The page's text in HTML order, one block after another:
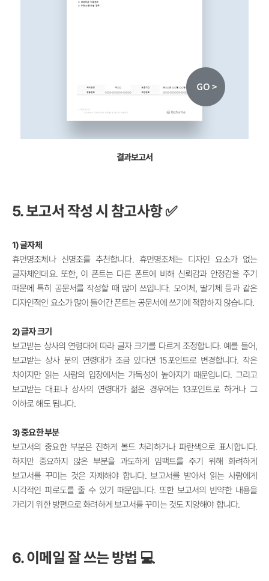
결과보고서
5. 보고서 작성 시 참고사항 ✅
1) 글자체
휴먼명조체나 신명조를 추천합니다. 휴먼명조체는 디자인 요소가 없는
글자체인데요. 또한, 이 폰트는 다른 폰트에 비해 신뢰감과 안정감을 주기
때문에 특히 공문서를 작성할 때 많이 쓰입니다. 오이체, 딸기체 등과 같은
디자인적인 요소가 많이 들어간 폰트는 공문서에 쓰기에 적합하지 않습니다.
2) 글자 크기
보고받는 상사의 연령대에 따라 글자 크기를 다르게 조정합니다. 예를 들어,
보고받는 상사 분의 연령대가 조금 있다면 15포인트로 변경합니다. 작은
차이지만 읽는 사람의 입장에서는 가독성이 높아지기 때문입니다. 그리고
보고받는 대표나 상사의 연령대가 젊은 경우에는 13포인트로 하거나 그
이하로 해도 됩니다.
3) 중요한 부분
보고서의 중요한 부분은 진하게 볼드 처리하거나 파란색으로 표시합니다.
하지만 중요하지 않은 부분을 과도하게 임팩트를 주기 위해 화려하게
보고서를 꾸미는 것은 자제해야 합니다. 보고서를 받아서 읽는 사람에게
시각적인 피로도를 줄 수 있기 때문입니다. 또한 보고서의 빈약한 내용을
가리기 위한 방편으로 화려하게 보고서를 꾸미는 것도 지양해야 합니다.
6. 이메일 잘 쓰는 방법 💻